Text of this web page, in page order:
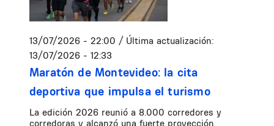
13/07/2026 - 22:00 / Última actualización:
13/07/2026 - 12:33
Maratón de Montevideo: la cita
deportiva que impulsa el turismo
La edición 2026 reunió a 8.000 corredores y
corredoras y alcanzó una fuerte proyección